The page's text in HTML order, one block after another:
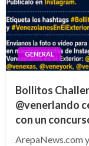
GENERAL
Bollitos
@venerlando
con un
ArepaNews.com